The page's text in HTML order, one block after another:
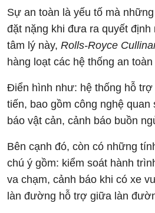
Sự an toàn là yếu tố mà
đặt nặng khi đưa ra quyết
tâm lý này, Rolls-Royce
hàng loạt các hệ thống an
Điển hình như: hệ thống hỗ trợ
tiến, bao gồm công nghệ quan
báo vật cản, cảnh báo buồn
Bên cạnh đó, còn có những
chú ý gồm: kiểm soát hành
va chạm, cảnh báo khi có xe
làn đường hỗ trợ giữa làn